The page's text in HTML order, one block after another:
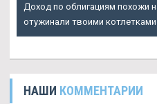
Доход по облигациям похожи
отужинали твоими
НАШИ КОММЕНТАРИИ